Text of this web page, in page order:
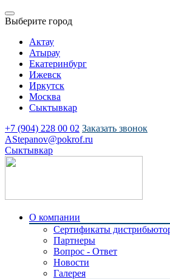
Выберите город
Актау
Атырау
Екатеринбург
Ижевск
Иркутск
Москва
Сыктывкар
+7 (904) 228 00 02 Заказать звонок
AStepanov@pokrof.ru
Сыктывкар
О компании
Сертификаты
Партнеры
Вопрос - Ответ
Новости
Галерея